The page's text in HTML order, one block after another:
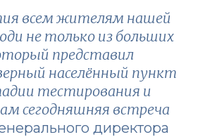
всем жителям нашей
не только из больших
представил
населённый пункт
тестирования и
сегодняшняя встреча
директора